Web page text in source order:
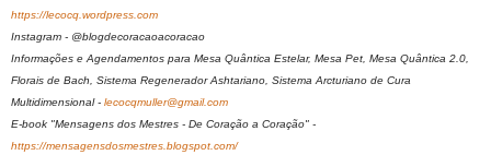
https://lecocq.wordpress.com
Instagram - @blogdecoracaoacoracao
Informações e Agendamentos para Mesa Quântica Estelar, Mesa Pet, Mesa Quântica 2.0,
Florais de Bach, Sistema Regenerador Ashtariano, Sistema Arcturiano de Cura
Multidimensional - lecocqmuller@gmail.com
E-book "Mensagens dos Mestres - De Coração a Coração" -
https://mensagensdosmestres.blogspot.com/